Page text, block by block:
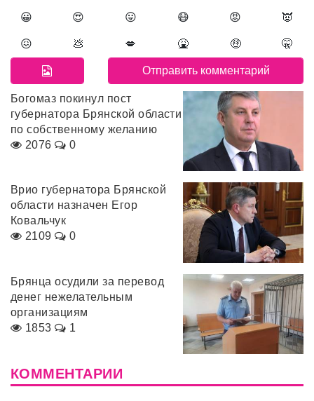
😀 😍 😛 😷 😡 👿
😖 💩 💋 🤮 🤑 🤫
Богомаз покинул пост
губернатора Брянской области
по собственному желанию
2076
0
Врио губернатора Брянской
области назначен Егор
Ковальчук
2109
0
Брянца осудили за перевод
денег нежелательным
организациям
1853
1
КОММЕНТАРИИ